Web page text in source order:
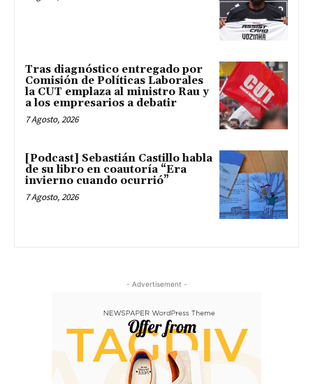
Tras diagnóstico entregado por
Comisión de Políticas Laborales
la CUT emplaza al ministro Rau y
a los empresarios a debatir
7 Agosto, 2026
[Podcast] Sebastián Castillo habla
de su libro en coautoría “Era
invierno cuando ocurrió”
7 Agosto, 2026
- Advertisement -